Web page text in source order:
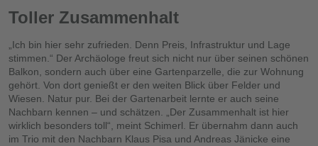
Toller Zusammenhalt
„Ich bin hier sehr zufrieden. Denn Preis, Infrastruktur und Lage
stimmen.“ Der Archäologe freut sich nicht nur über seinen schönen
Balkon, sondern auch über eine Gartenparzelle, die zur Wohnung
gehört. Von dort genießt er den weiten Blick über Felder und
Wiesen. Natur pur. Bei der Gartenarbeit lernte er auch seine
Nachbarn kennen – und schätzen. „Der Zusammenhalt ist hier
wirklich besonders toll“, meint Schimerl. Er übernahm dann auch
im Trio mit den Nachbarn Klaus Pisa und Andreas Jänicke eine